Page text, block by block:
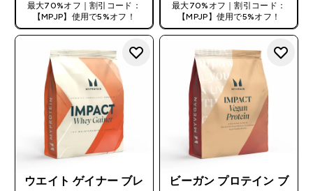
最大70%オフ｜割引コード：
【MPJP】使用で5%オフ！
最大70%オフ｜割引コード：
【MPJP】使用で5%オフ！
ウエイト ゲイナー ブレ
ビーガン プロテイン ブ